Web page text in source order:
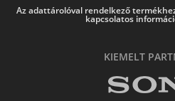
Az adattárolóval rendelkező
kapcsolatos
KIEMELT